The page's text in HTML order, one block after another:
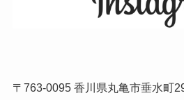
〒763-0095 香川県丸亀市垂水町